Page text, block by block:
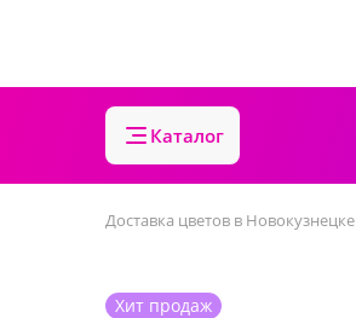
Каталог
Доставка цветов в Новокузнецке
Хит продаж